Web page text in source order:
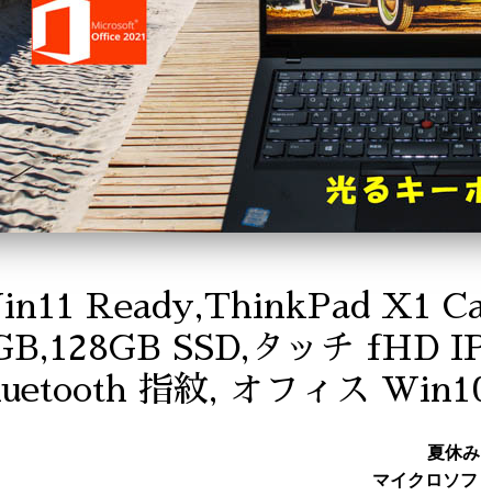
Ready,ThinkPad X1
SSD,タッチ fHD
指紋, オフィス
夏休
マイクロソ